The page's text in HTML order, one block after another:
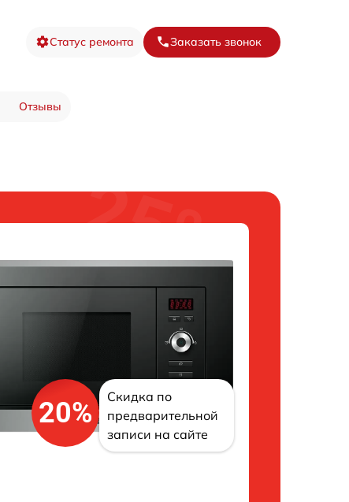
Статус ремонта Заказать звонок
Отзывы
20%
Скидка по
предварительной
записи на сайте